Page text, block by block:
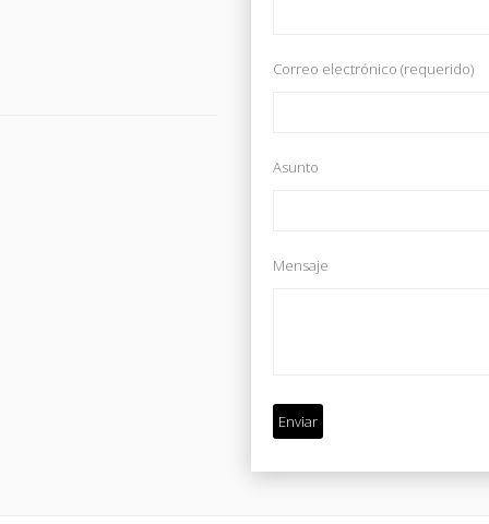
Correo electrónico (requerido)
Asunto
Mensaje